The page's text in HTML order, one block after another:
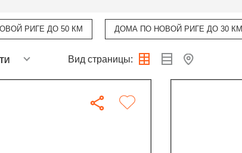
РИГЕ ДО 50 КМ ДОМА ПО НОВОЙ РИГЕ ДО 30 КМ
Вид страницы: